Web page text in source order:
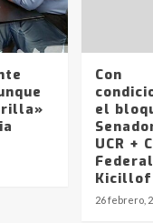
Con
el
UCR +
Kicillof
26 febrero,
de los
que fueron
la mañana del lunes